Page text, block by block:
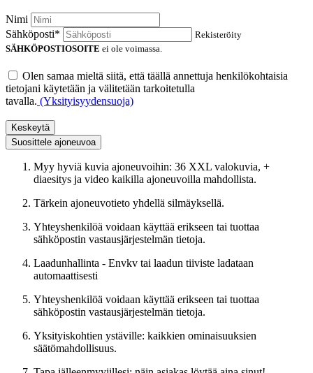
Nimi
Sähköposti*
Rekisteröity
SÄHKÖPOSTIOSOITE ei ole voimassa.
Olen samaa mieltä siitä, että täällä annettuja henkilökohtaisia
tietojani käytetään ja välitetään tarkoitetulla
tavalla. (Yksityisyydensuoja)
Keskeytä
Suosittele ajoneuvoa
Myy hyviä kuvia ajoneuvoihin: 36 XXL valokuvia, +
diaesitys ja video kaikilla ajoneuvoilla mahdollista.
Tärkein ajoneuvotieto yhdellä silmäyksellä.
Yhteyshenkilöä voidaan käyttää erikseen tai tuottaa
sähköpostin vastausjärjestelmän tietoja.
Laadunhallinta - Envkv tai laadun tiiviste ladataan
automaattisesti
Yhteyshenkilöä voidaan käyttää erikseen tai tuottaa
sähköpostin vastausjärjestelmän tietoja.
Yksityiskohtien ystäville: kaikkien ominaisuuksien
säätömahdollisuus.